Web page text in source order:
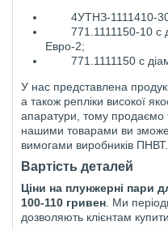
4УТНЗ-1111410-
771.1111150-10 с
Евро-2;
771.1111150 с
У нас представлена
а також репліки високої
апаратури, тому продаємо
нашими товарами ви
вимогами виробників ПНВТ.
Вартість деталей
Ціни на плунжерні пари
100-110 гривен . Ми
дозволяють клієнтам